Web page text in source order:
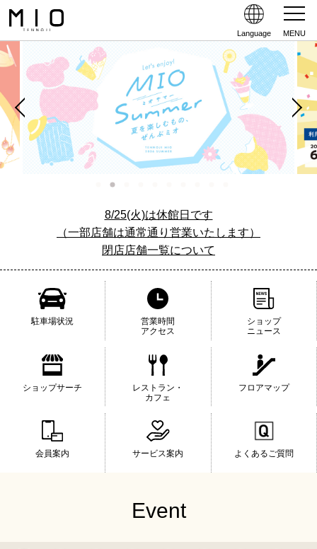
Language MENU
8/25(火)は休館日です
（一部店舗は通常通り営業いたします）
閉店店舗一覧について
駐車場状況
営業時間
アクセス
ショップ
ニュース
ショップサーチ
レストラン・
カフェ
フロアマップ
会員案内 サービス案内 よくあるご質問
Event